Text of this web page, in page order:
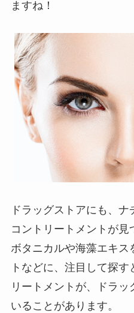
ますね！
ドラッグストアにも、
コントリートメントが見
ボタニカルや海藻エキス
トなどに、注目して探
リートメントが、ドラ
いることがあります。